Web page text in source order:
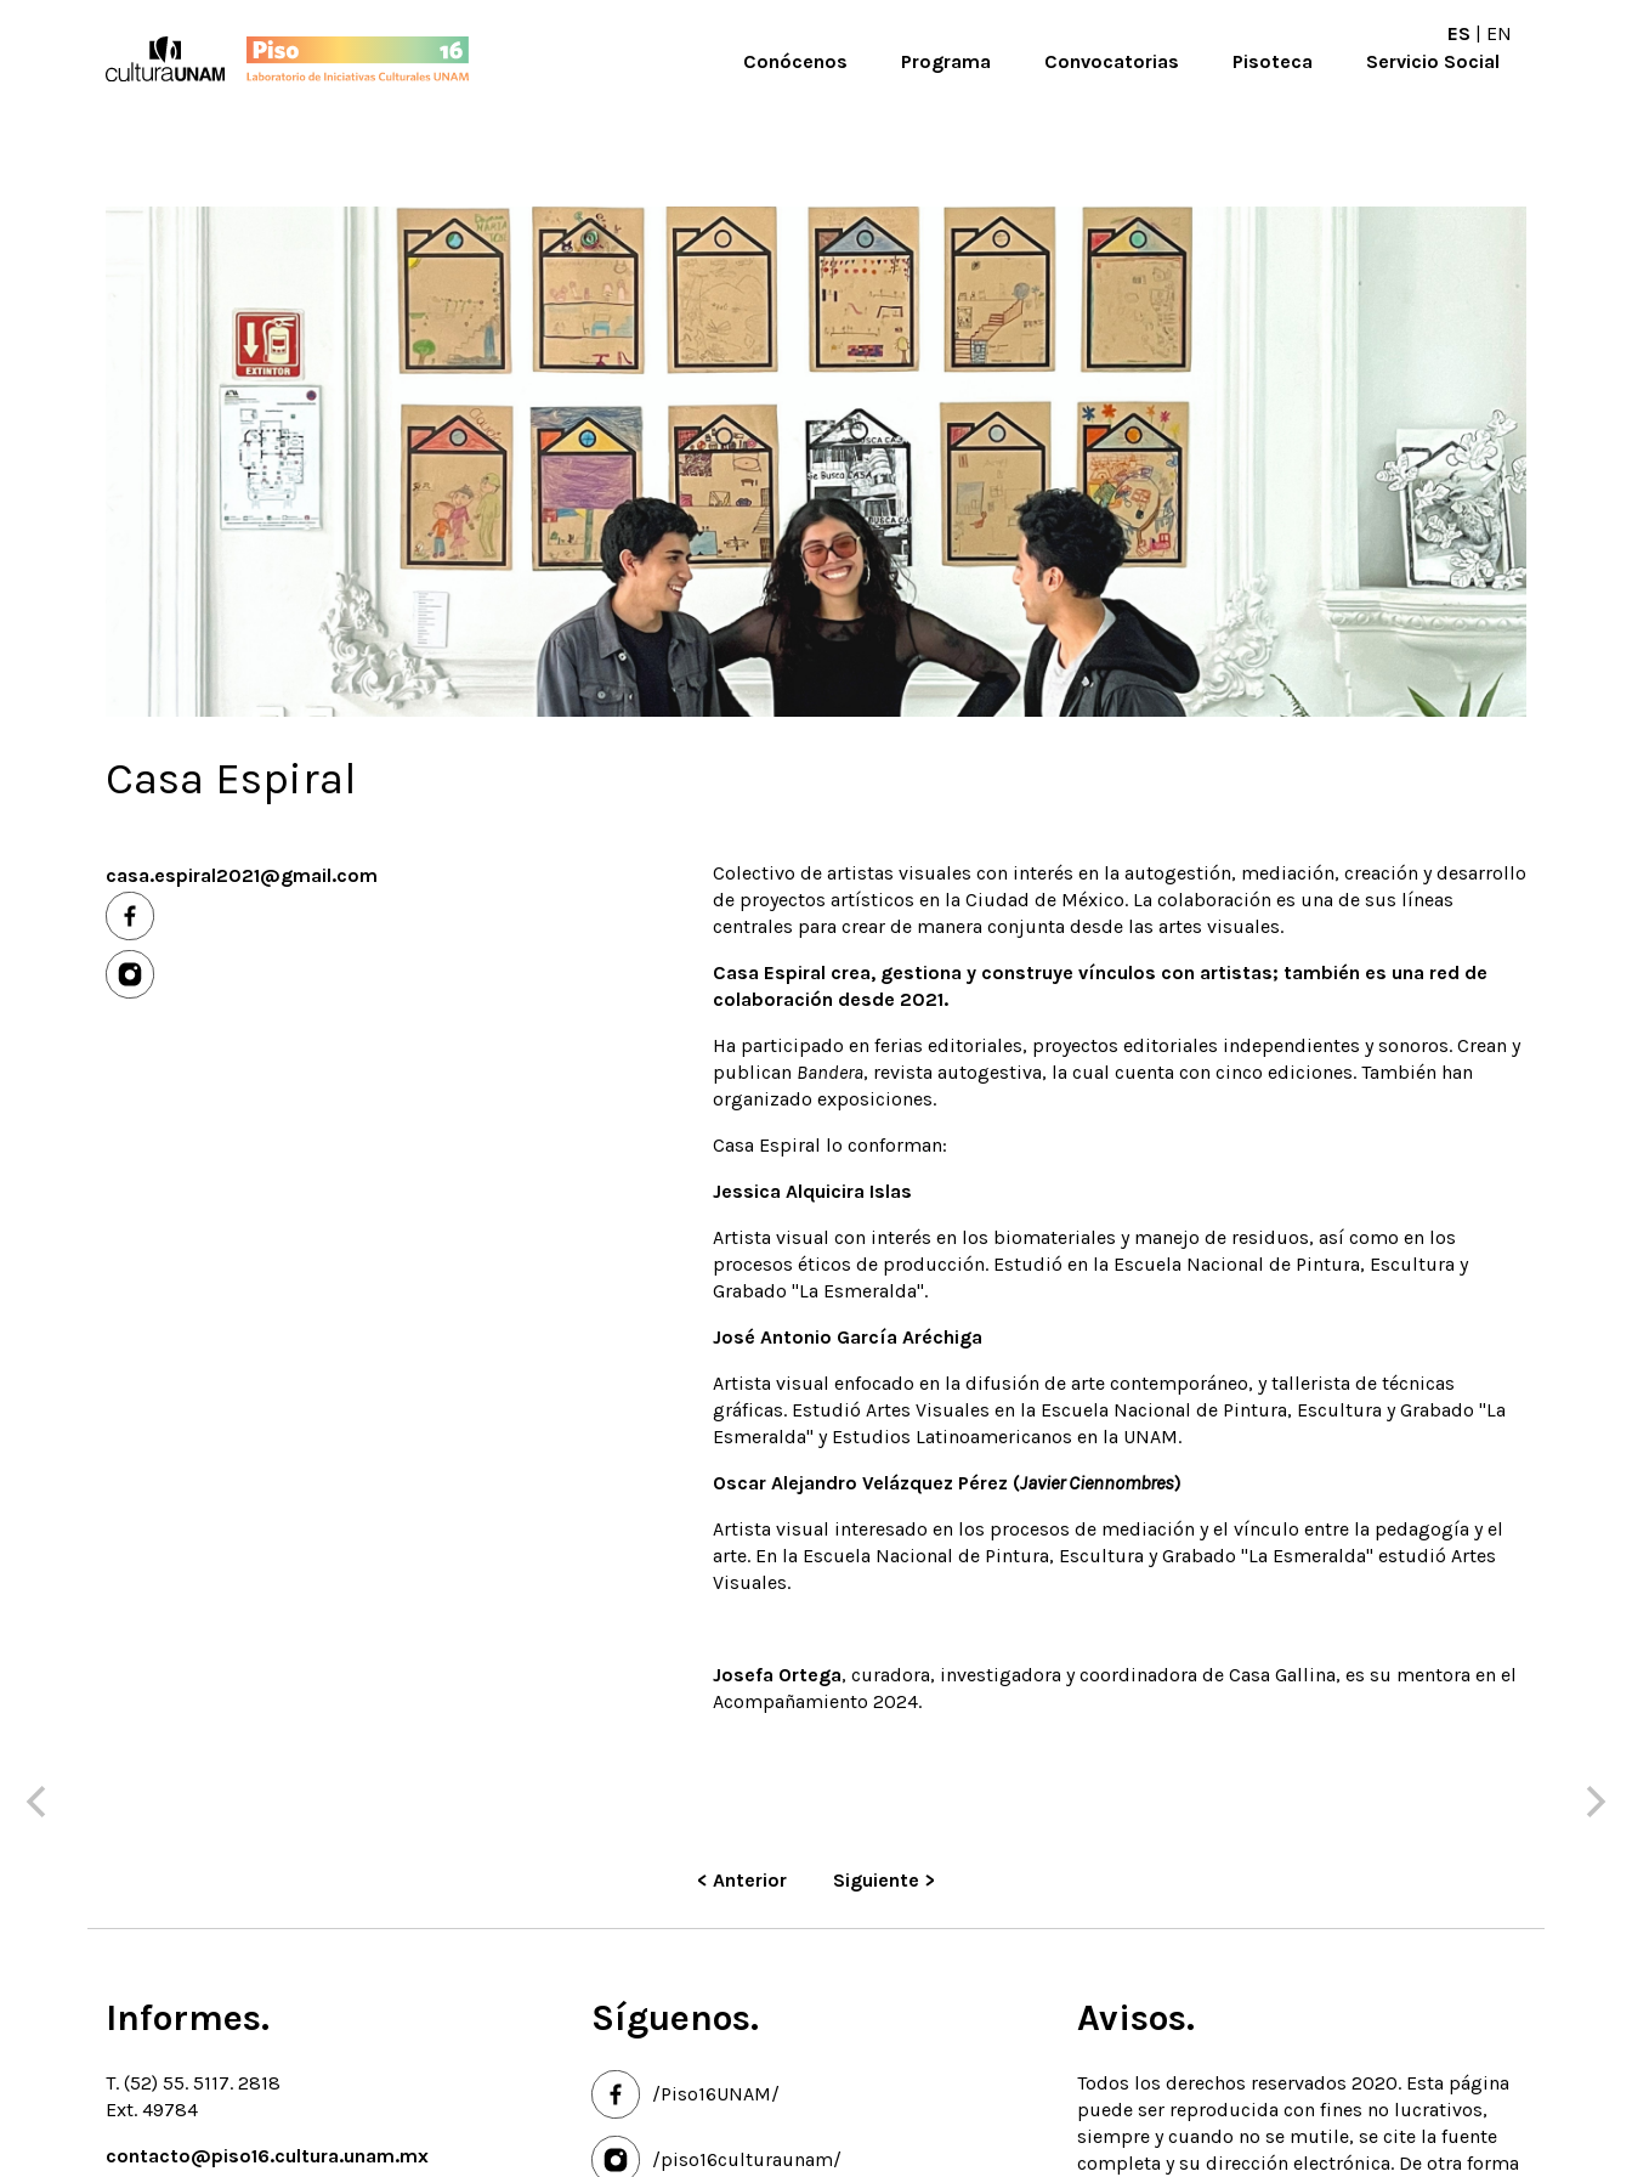
Conócenos Programa Convocatorias Pisoteca Servicio Social
ES | EN
CONÓCENOS
PROGRAMA
CONVOCATORIAS
PISOTECA
SERVICIO SOCIAL
Casa Espiral
casa.espiral2021@gmail.com
Colectivo de artistas visuales con interés en la autogestión, mediación, creación y desarrollo
de proyectos artísticos en la Ciudad de México. La colaboración es una de sus líneas
centrales para crear de manera conjunta desde las artes visuales.
Casa Espiral crea, gestiona y construye vínculos con artistas; también es una red de
colaboración desde 2021.
Ha participado en ferias editoriales, proyectos editoriales independientes y sonoros. Crean y
publican Bandera, revista autogestiva, la cual cuenta con cinco ediciones. También han
organizado exposiciones.
Casa Espiral lo conforman:
Jessica Alquicira Islas
Artista visual con interés en los biomateriales y manejo de residuos, así como en los
procesos éticos de producción. Estudió en la Escuela Nacional de Pintura, Escultura y
Grabado "La Esmeralda".
José Antonio García Aréchiga
Artista visual enfocado en la difusión de arte contemporáneo, y tallerista de técnicas
gráficas. Estudió Artes Visuales en la Escuela Nacional de Pintura, Escultura y Grabado "La
Esmeralda" y Estudios Latinoamericanos en la UNAM.
Oscar Alejandro Velázquez Pérez (Javier Ciennombres)
Artista visual interesado en los procesos de mediación y el vínculo entre la pedagogía y el
arte. En la Escuela Nacional de Pintura, Escultura y Grabado "La Esmeralda" estudió Artes
Visuales.
Josefa Ortega, curadora, investigadora y coordinadora de Casa Gallina, es su mentora en el
Acompañamiento 2024.
< Anterior Siguiente >
Informes.
T. (52) 55. 5117. 2818
Ext. 49784
contacto@piso16.cultura.unam.mx
Síguenos.
/Piso16UNAM/
/piso16culturaunam/
Avisos.
Todos los derechos reservados 2020. Esta página
puede ser reproducida con fines no lucrativos,
siempre y cuando no se mutile, se cite la fuente
completa y su dirección electrónica. De otra forma